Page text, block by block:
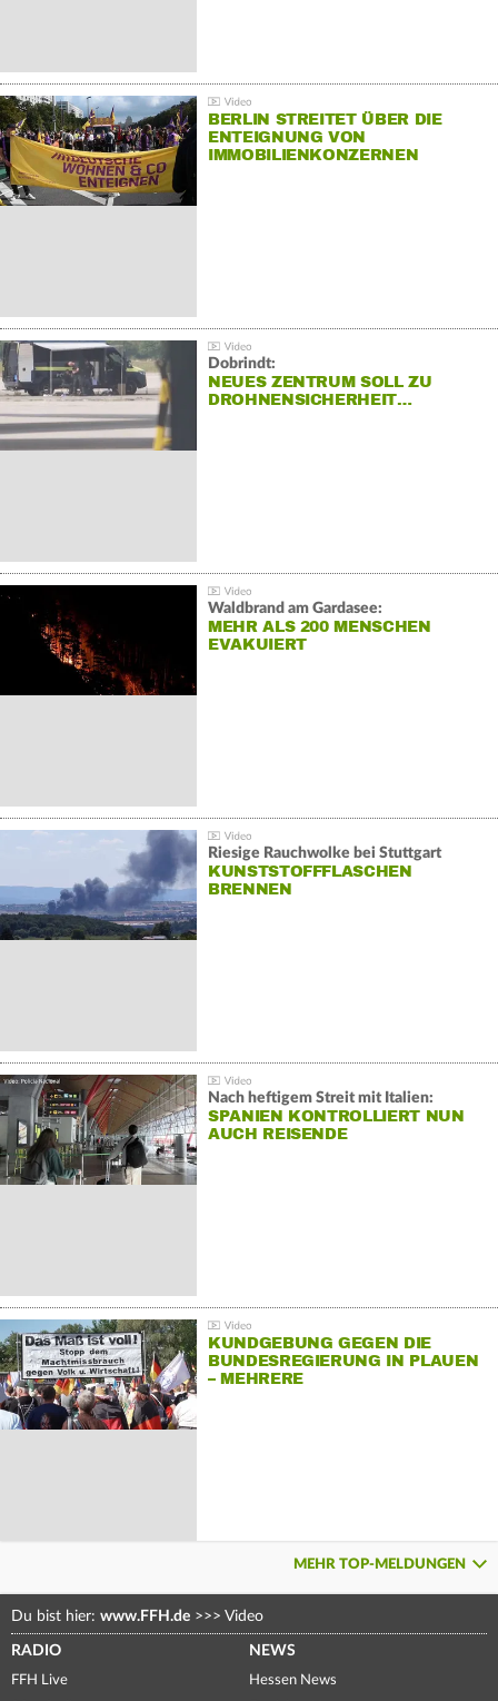
BERLIN STREITET ÜBER DIE
ENTEIGNUNG VON
IMMOBILIENKONZERNEN
Dobrindt:
NEUES ZENTRUM SOLL ZU
DROHNENSICHERHEIT…
Waldbrand am Gardasee:
MEHR ALS 200 MENSCHEN
EVAKUIERT
Riesige Rauchwolke bei Stuttgart
KUNSTSTOFFFLASCHEN
BRENNEN
Nach heftigem Streit mit Italien:
SPANIEN KONTROLLIERT NUN
AUCH REISENDE
KUNDGEBUNG GEGEN DIE
BUNDESREGIERUNG IN PLAUEN
– MEHRERE
MEHR TOP-MELDUNGEN
Du bist hier: www.FFH.de >>> Video
RADIO
FFH Live
NEWS
Hessen News